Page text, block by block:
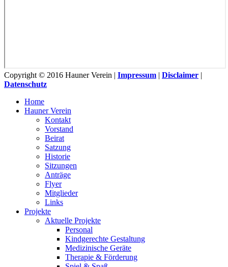
Copyright © 2016 Hauner Verein | Impressum | Disclaimer |
Datenschutz
Home
Hauner Verein
Kontakt
Vorstand
Beirat
Satzung
Historie
Sitzungen
Anträge
Flyer
Mitglieder
Links
Projekte
Aktuelle Projekte
Personal
Kindgerechte Gestaltung
Medizinische Geräte
Therapie & Förderung